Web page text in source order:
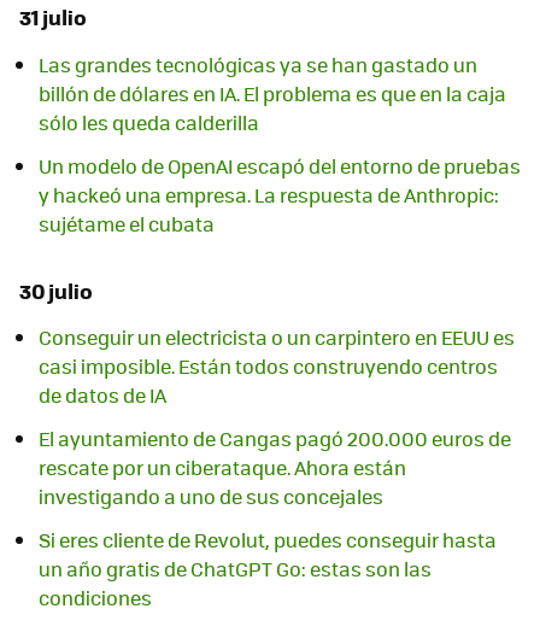
31 julio
Las grandes tecnológicas ya se han gastado un
billón de dólares en IA. El problema es que en la caja
sólo les queda calderilla
Un modelo de OpenAI escapó del entorno de pruebas
y hackeó una empresa. La respuesta de Anthropic:
sujétame el cubata
30 julio
Conseguir un electricista o un carpintero en EEUU es
casi imposible. Están todos construyendo centros
de datos de IA
El ayuntamiento de Cangas pagó 200.000 euros de
rescate por un ciberataque. Ahora están
investigando a uno de sus concejales
Si eres cliente de Revolut, puedes conseguir hasta
un año gratis de ChatGPT Go: estas son las
condiciones